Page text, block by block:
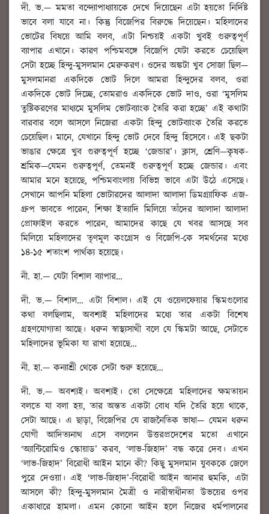
দী. ভ.— মমতা বন্দ্যোপাধ্যায়কে দেখে দিয়েছেন এটা হয়তো নির্দিষ্ট
ভাবে বলা যাবে না। কিন্তু বিজেপির বিরুদ্ধে দিয়েছেন। মহিলাদের
ভোটের বিষয়ে আমি বলব, এটা নিশ্চয়ই একটা খুবই গুরুত্বপূর্ণ
ব্যাপার এখানে। কারণ পশ্চিমবঙ্গে বিজেপি যেটা করতে চেয়েছিল
সেটা হচ্ছে হিন্দু-মুসলমান মেরুকরণ। ওদের অঙ্কটা খুব সোজা ছিল—
মুসলমানরা একদিকে ভোট দিলে আমরা হিন্দুদের বলব, ওরা
একদিকে ভোট দিচ্ছে, তোমরাও একদিকে ভোট দাও, ওরা ‘মুসলিম
তুষ্টিকরণের মাধ্যমে মুসলিম ভোটব্যাংক তৈরি করা হচ্ছে’ এই কথাটা
বারবার বলে আসলে নিজেরা একটা হিন্দু ভোটব্যাংক তৈরি করতে
চেয়েছিল। মানে, যেখানে হিন্দু ভোট দেবে হিন্দু হিসেবে। এই ছকটা
ভাঙার ক্ষেত্রে খুব গুরুত্বপূর্ণ হচ্ছে ‘জেন্ডার’। ক্লাস, শ্রেণি—কৃষক-
শ্রমিক—যেমন গুরুত্বপূর্ণ, তেমনই গুরুত্বপূর্ণ হচ্ছে জেন্ডার। এবং
আমার মনে হয়েছে, পশ্চিমবাংলায় বিভিন্ন ভাবে এটা উঠে এসেছে।
সেখানে আপনি মহিলা ভোটারদের আলাদা আলাদা ডিমগ্র্যাফিক এজ-
গ্রুপ ভাবতে পারেন, শিক্ষা ইত্যাদি মিলিয়ে তাঁদের আলাদা আলাদা
প্রোফাইল করতে পারেন, আমাদের কাছে যে খবর আসছে সব
মিলিয়ে মহিলাদের তৃণমূল কংগ্রেস ও বিজেপি-কে সমর্থনের মধ্যে
১৪-১৫ শতাংশ পার্থক্য হয়েছে।
নী. হা.— যেটা বিশাল ব্যাপার…
দী. ভ.— বিশাল… এটা বিশাল। এই যে ওয়েলফেয়ার স্কিমগুলোর
কথা বলছিলাম, অবশ্যই মহিলাদের মধ্যে তার একটা বিশেষ
গ্রহণযোগ্যতা আছে। ধরুন স্বাস্থ্যসাথী বলে যে স্কিমটা আছে, সেটাতে
মহিলাদের ভূমিকা যা রাখা হয়েছে…
নী. হা.—কন্যাশ্রী থেকে সেটা শুরু হয়েছে…
দী. ভ.— অবশ্যই। অবশ্যই। তো সেক্ষেত্রে মহিলাদের ক্ষমতায়ন
বলতে যা বলা হয়, তার অন্তত একটা বোধ যদি তৈরি হয়ে থাকে,
সেটা আছে। এ ছাড়া, বিজেপির যে রাজনৈতিক ভাষা— যেমন ধরুন
যোগী আদিত্যনাথ এসে বললেন উত্তরপ্রদেশের মতো এখানে
‘অ্যান্টিরোমিও স্কোয়াড’ করব, ‘লাভ-জিহাদ’ বন্ধ করে দেব। এখন
‘লাভ-জিহাদ’ বিরোধী আইন মানে কী? কিছু মুসলমান যুবককে জেলে
পুরে দেওয়া। এই ‘লাভ-জিহাদ’-বিরোধী আইন আনার হুমকি, এটা
আসলে কী? হিন্দু-মুসলমান মৈত্রী ও নারীস্বাধীনতা উভয়ের ওপর
একাধারে হামলা। এমন কোনো আইন হলে নিজের ধর্মপালনের